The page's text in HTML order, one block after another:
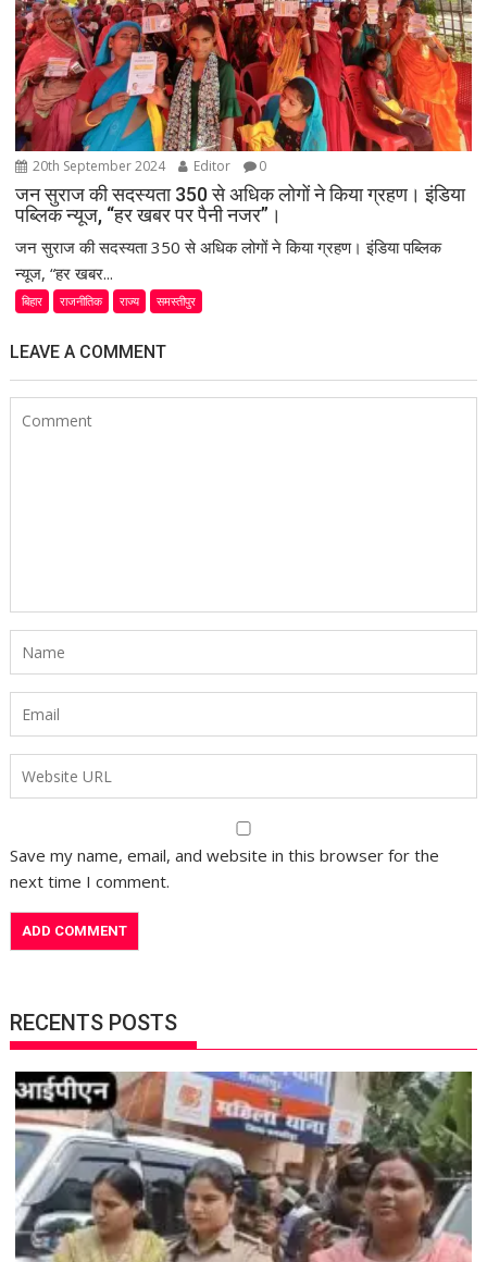
20th September 2024 Editor 0
जन सुराज की सदस्यता 350 से अधिक लोगों ने किया ग्रहण। इंडिया
पब्लिक न्यूज, “हर खबर पर पैनी नजर”।
जन सुराज की सदस्यता 350 से अधिक लोगों ने किया ग्रहण। इंडिया पब्लिक
न्यूज, “हर खबर...
बिहार राजनीतिक राज्य समस्तीपुर
LEAVE A COMMENT
Save my name, email, and website in this browser for the
next time I comment.
RECENTS POSTS